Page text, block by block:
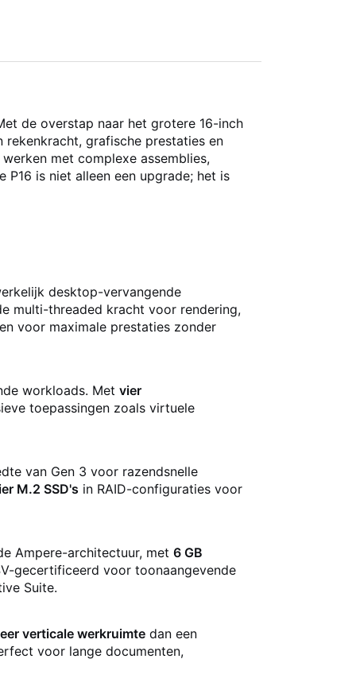
de overstap naar het grotere 16-inch
grafische prestaties en
met complexe assemblies,
is niet alleen een upgrade; het is
desktop-vervangende
multi-threaded kracht voor rendering,
voor maximale prestaties zonder
workloads. Met vier
toepassingen zoals virtuele
van Gen 3 voor razendsnelle
M.2 SSD's in RAID-configuraties voor
Ampere-architectuur, met 6 GB
gecertificeerd voor toonaangevende
Suite.
verticale werkruimte dan een
voor lange documenten,